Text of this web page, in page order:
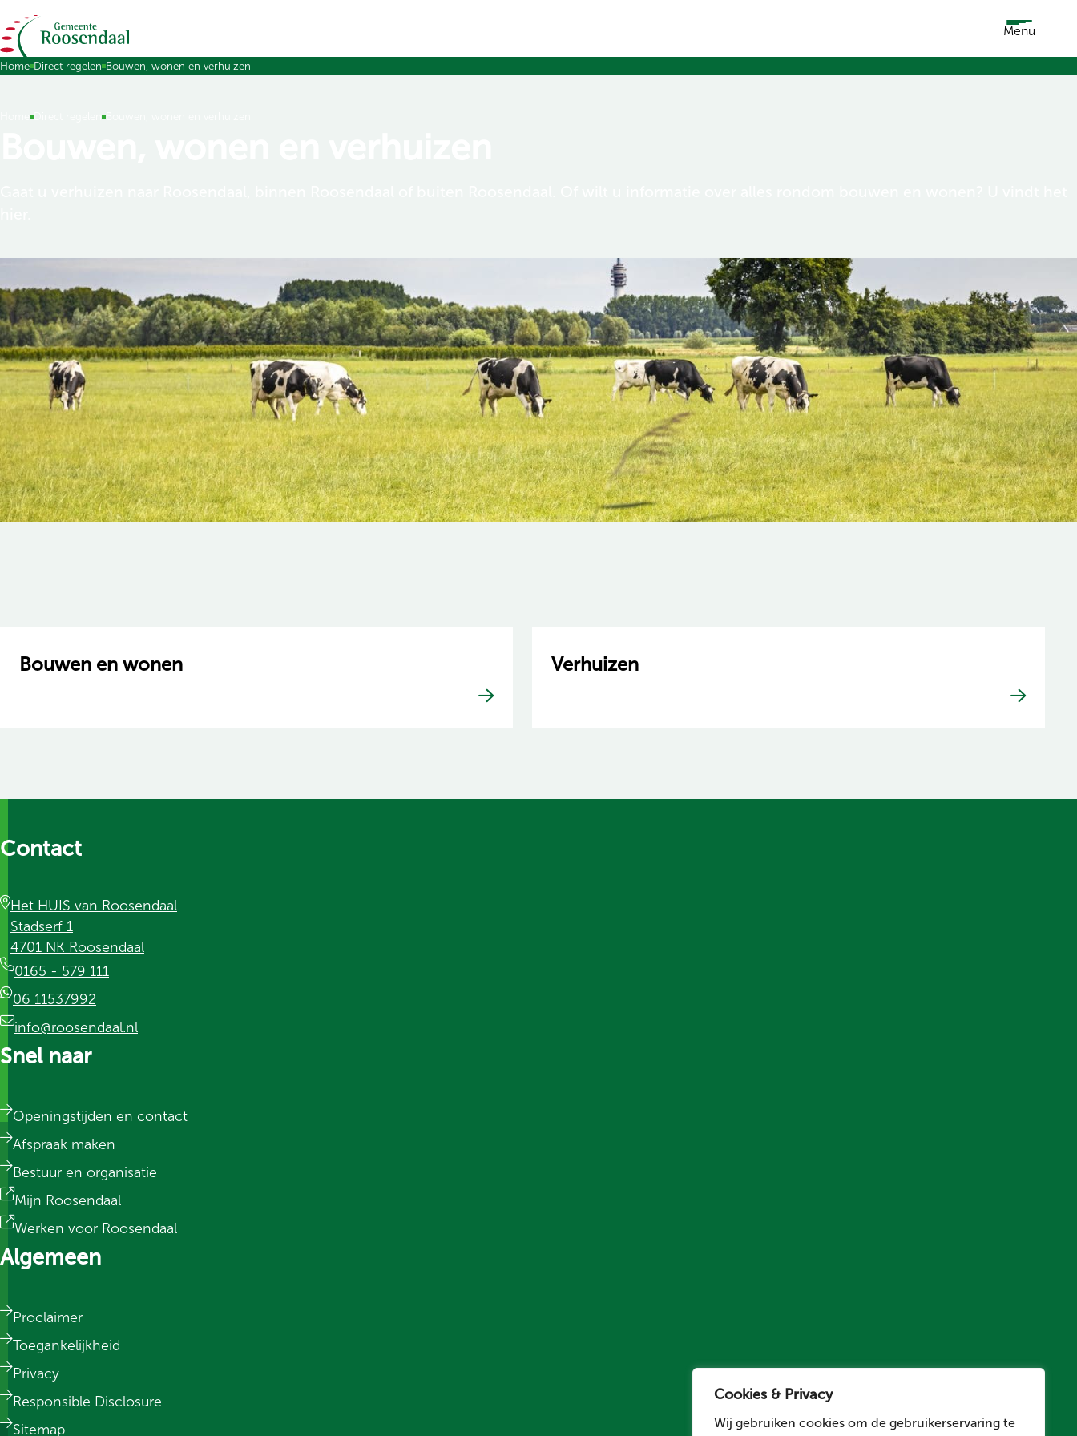
Cookies & Privacy
Wij gebruiken cookies om de gebruikerservaring te
Ga naar de inhoud Menu
Home Direct regelen Bouwen, wonen en verhuizen
Bouwen en wonen Verhuizen
Contact
Het HUIS van Roosendaal
Stadserf 1
4701 NK Roosendaal
0165 - 579 111
06 11537992
info@roosendaal.nl
Snel naar
Openingstijden en contact
Afspraak maken
Bestuur en organisatie
Mijn Roosendaal
Werken voor Roosendaal
Algemeen
Proclaimer
Toegankelijkheid
Privacy
Responsible Disclosure
Sitemap